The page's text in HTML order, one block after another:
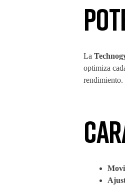
La
optimiza
rendimiento.